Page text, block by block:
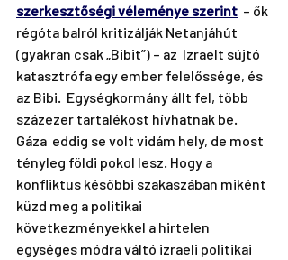
szerkesztőségi véleménye szerint
  – ők
régóta balról kritizálják Netanjáhút
(gyakran csak „Bibit”) – az  Izraelt sújtó
katasztrófa egy ember felelőssége, és
az Bibi.  Egységkormány állt fel, több
százezer tartalékost hívhatnak be.
Gáza  eddig se volt vidám hely, de most
tényleg földi pokol lesz. Hogy a
konfliktus későbbi szakaszában miként
küzd meg a politikai
következményekkel a hirtelen
egységes módra váltó izraeli politikai